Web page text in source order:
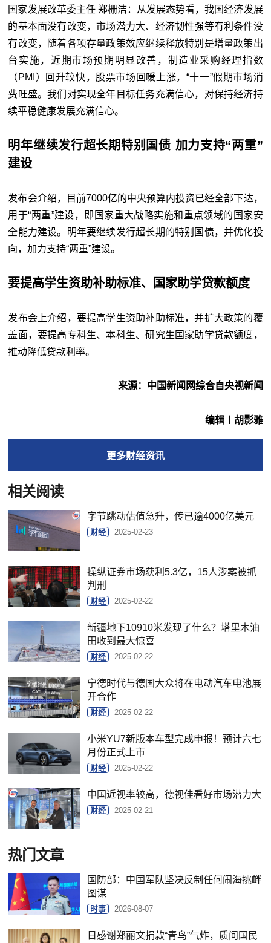
国家发展改革委主任 郑栅洁：从发展态势看，我国经济发展
的基本面没有改变，市场潜力大、经济韧性强等有利条件没
有改变，随着各项存量政策效应继续释放特别是增量政策出
台实施，近期市场预期明显改善，制造业采购经理指数
（PMI）回升较快，股票市场回暖上涨，“十一”假期市场消
费旺盛。我们对实现全年目标任务充满信心，对保持经济持
续平稳健康发展充满信心。
明年继续发行超长期特别国债 加力支持“两重”
建设
发布会介绍，目前7000亿的中央预算内投资已经全部下达，
用于“两重”建设，即国家重大战略实施和重点领域的国家安
全能力建设。明年要继续发行超长期的特别国债，并优化投
向，加力支持“两重”建设。
要提高学生资助补助标准、国家助学贷款额度
发布会上介绍，要提高学生资助补助标准，并扩大政策的覆
盖面，要提高专科生、本科生、研究生国家助学贷款额度，
推动降低贷款利率。
来源：中国新闻网综合自央视新闻
编辑︱胡影雅
更多财经资讯
相关阅读
字节跳动估值急升，传已逾4000亿美元
财经 2025-02-23
操纵证券市场获利5.3亿，15人涉案被抓
判刑
财经 2025-02-22
新疆地下10910米发现了什么？塔里木油
田收到最大惊喜
财经 2025-02-22
宁德时代与德国大众将在电动汽车电池展
开合作
财经 2025-02-22
小米YU7新版本车型完成申报！预计六七
月份正式上市
财经 2025-02-22
中国近视率较高，德视佳看好市场潜力大
财经 2025-02-21
热门文章
国防部：中国军队坚决反制任何闹海挑衅
图谋
时事 2026-08-07
日感谢郑丽文捐款“青鸟”气炸，质问国民